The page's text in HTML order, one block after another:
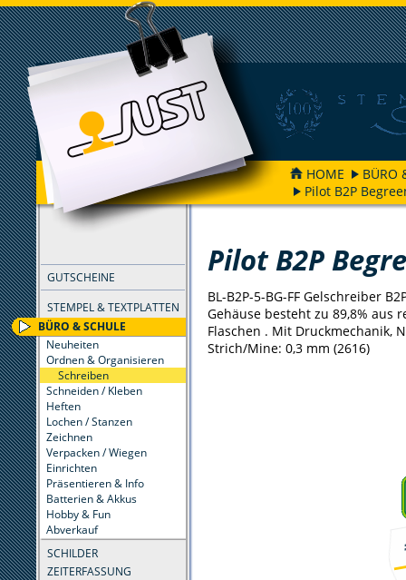
HOME
BÜRO
Pilot B2P
GUTSCHEINE
STEMPEL & TEXTPLATTEN
BÜRO & SCHULE
Neuheiten
Ordnen & Organisieren
Schreiben
Schneiden / Kleben
Heften
Lochen / Stanzen
Zeichnen
Verpacken / Wiegen
Einrichten
Präsentieren & Info
Batterien & Akkus
Hobby & Fun
Abverkauf
SCHILDER
ZEITERFASSUNG
FILTER
Pilot B2P
BL-B2P-5-BG-FF Gelschreiber
Gehäuse besteht zu 89,8% aus
Flaschen . Mit Druckmechanik,
Strich/Mine: 0,3 mm (2616)